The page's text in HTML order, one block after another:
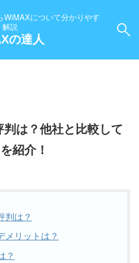
について分かりやす
解説
の達人
は？他社と比較して
紹介！
判は？
メリットは？
？